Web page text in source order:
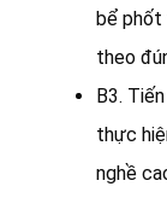
bể phốt
theo
B3.
thực
nghề